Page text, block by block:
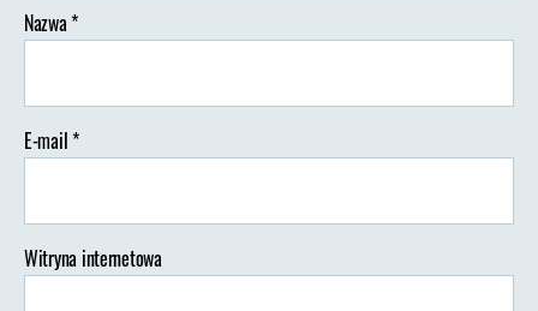
Nazwa*
E-mail*
Witryna internetowa